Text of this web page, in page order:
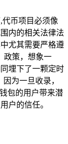
币项目必须像
内的相关法律法
尤其需要严格遵
政策，想象一
埋下了一颗定时
为一旦收录，
包的用户带来潜
户的信任。